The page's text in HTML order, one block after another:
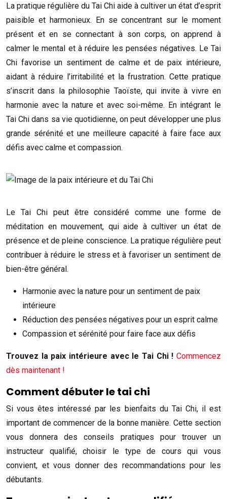
La pratique régulière du Tai Chi aide à cultiver un état d’esprit
paisible et harmonieux. En se concentrant sur le moment
présent et en se connectant à son corps, on apprend à
calmer le mental et à réduire les pensées négatives. Le Tai
Chi favorise un sentiment de calme et de paix intérieure,
aidant à réduire l’irritabilité et la frustration. Cette pratique
s’inscrit dans la philosophie Taoïste, qui invite à vivre en
harmonie avec la nature et avec soi-même. En intégrant le
Tai Chi dans sa vie quotidienne, on peut développer une plus
grande sérénité et une meilleure capacité à faire face aux
défis avec calme et compassion.
Le Tai Chi peut être considéré comme une forme de
méditation en mouvement, qui aide à cultiver un état de
présence et de pleine conscience. La pratique régulière peut
contribuer à réduire le stress et à favoriser un sentiment de
bien-être général.
Harmonie avec la nature pour un sentiment de paix
intérieure
Réduction des pensées négatives pour un esprit calme
Compassion et sérénité pour faire face aux défis
Trouvez la paix intérieure avec le Tai Chi ! Commencez
dès maintenant !
Comment débuter le tai chi
Si vous êtes intéressé par les bienfaits du Tai Chi, il est
important de commencer de la bonne manière. Cette section
vous donnera des conseils pratiques pour trouver un
instructeur qualifié, choisir le type de cours qui vous
convient, et vous donner des recommandations pour les
débutants.